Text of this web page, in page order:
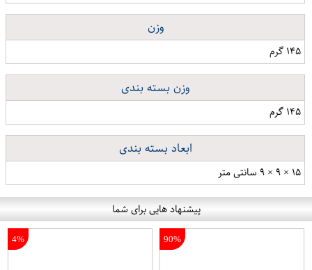
وزن
۱۴۵ گرم
وزن بسته بندی
۱۴۵ گرم
ابعاد بسته بندی
۱۵ × ۹ × ۹ سانتی متر
پیشنهاد هایی برای شما
90%
4%